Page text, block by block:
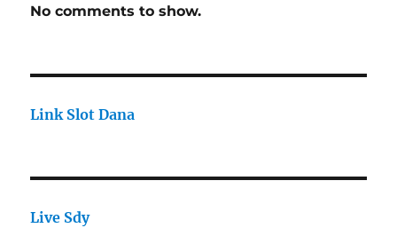
No comments to show.
Link Slot Dana
Live Sdy